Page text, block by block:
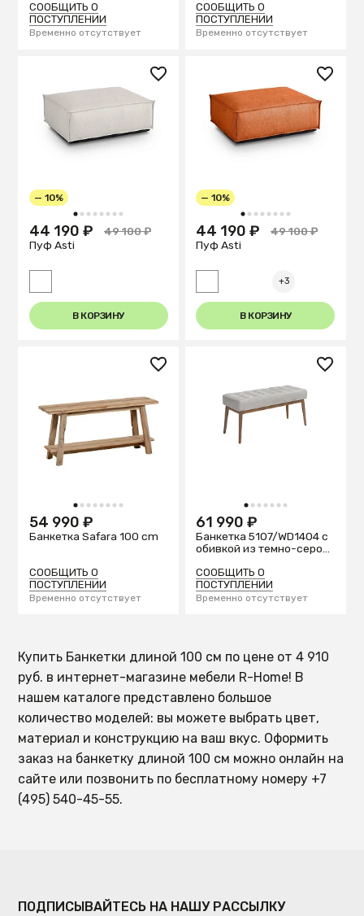
СООБЩИТЬ О
ПОСТУПЛЕНИИ
Временно отсутствует
СООБЩИТЬ О
ПОСТУПЛЕНИИ
Временно отсутствует
1 2 3 4 5 6 7 8
— 10%
44 190 ₽
49 100 ₽
Пуф Asti
В КОРЗИНУ
1 2 3 4 5 6 7 8
— 10%
44 190 ₽
49 100 ₽
Пуф Asti
+3
В КОРЗИНУ
1 2 3 4 5 6 7 8
54 990 ₽
Банкетка Safara 100 cm
СООБЩИТЬ О
ПОСТУПЛЕНИИ
Временно отсутствует
1 2 3 4 5 6 7
61 990 ₽
Банкетка 5107/WD1404 с
обивкой из темно-серой
СООБЩИТЬ О
ПОСТУПЛЕНИИ
Временно отсутствует
Купить Банкетки длиной 100 см по цене от 4 910
руб. в интернет-магазине мебели R-Home! В
нашем каталоге представлено большое
количество моделей: вы можете выбрать цвет,
материал и конструкцию на ваш вкус. Оформить
заказ на банкетку длиной 100 см можно онлайн на
сайте или позвонить по бесплатному номеру +7
(495) 540-45-55.
ПОДПИСЫВАЙТЕСЬ НА НАШУ РАССЫЛКУ